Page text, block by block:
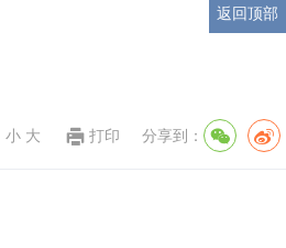
小 大 打印 分享到：
返回顶部